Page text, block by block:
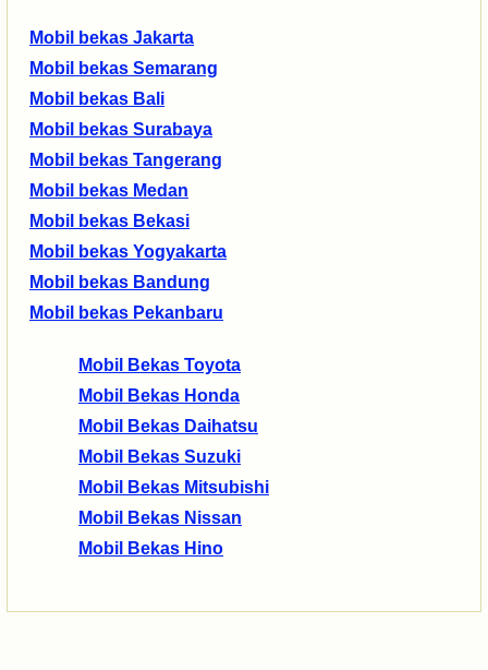
Mobil bekas Jakarta
Mobil bekas Semarang
Mobil bekas Bali
Mobil bekas Surabaya
Mobil bekas Tangerang
Mobil bekas Medan
Mobil bekas Bekasi
Mobil bekas Yogyakarta
Mobil bekas Bandung
Mobil bekas Pekanbaru
Mobil Bekas Toyota
Mobil Bekas Honda
Mobil Bekas Daihatsu
Mobil Bekas Suzuki
Mobil Bekas Mitsubishi
Mobil Bekas Nissan
Mobil Bekas Hino